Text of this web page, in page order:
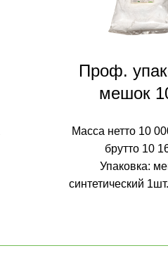
Проф.
мешок
Масса нетто 10
брутто 10
Упаковка:
синтетический